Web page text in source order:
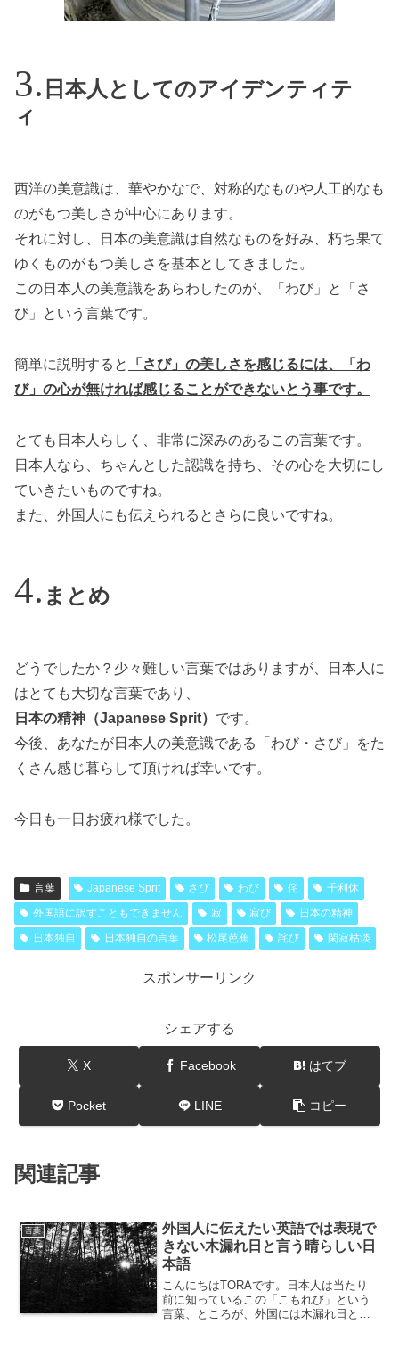
日本人としてのアイデンティテ
ィ
西洋の美意識は、華やかなで、対称的なものや人工的なも
のがもつ美しさが中心にあります。
それに対し、日本の美意識は自然なものを好み、朽ち果て
ゆくものがもつ美しさを基本としてきました。
この日本人の美意識をあらわしたのが、「わび」と「さ
び」という言葉です。
簡単に説明すると
「さび」の美しさを感じるには、「わ
び」の心が無ければ感じることができないとう事です。
とても日本人らしく、非常に深みのあるこの言葉です。
日本人なら、ちゃんとした認識を持ち、その心を大切にし
ていきたいものですね。
また、外国人にも伝えられるとさらに良いですね。
まとめ
どうでしたか？少々難しい言葉ではありますが、日本人に
はとても大切な言葉であり、
日本の精神（Japanese Sprit） です。
今後、あなたが日本人の美意識である「わび・さび」をた
くさん感じ暮らして頂ければ幸いです。
今日も一日お疲れ様でした。
言葉 Japanese Sprit さび わび 侘
千利休
外国語に訳すこともできません
寂 寂び
日本の精神
日本独自
日本独自の言葉 松尾芭蕉 詫び 閑寂枯淡
スポンサーリンク
シェアする
X Facebook はてブ
Pocket LINE コピー
関連記事
言葉
外国人に伝えたい英語では表現で
きない木漏れ日と言う晴らしい日
本語
こんにちはTORAです。日本人は当たり
前に知っているこの「こもれび」という
言葉、ところが、外国には木漏れ日とい